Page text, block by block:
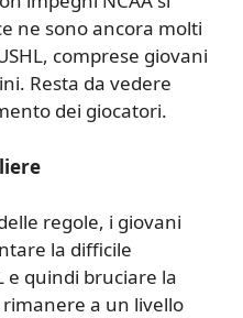
ne sono ancora molti
comprese giovani
Resta da vedere
dei giocatori.
regole, i giovani
la difficile
e quindi bruciare la
rimanere a un livello